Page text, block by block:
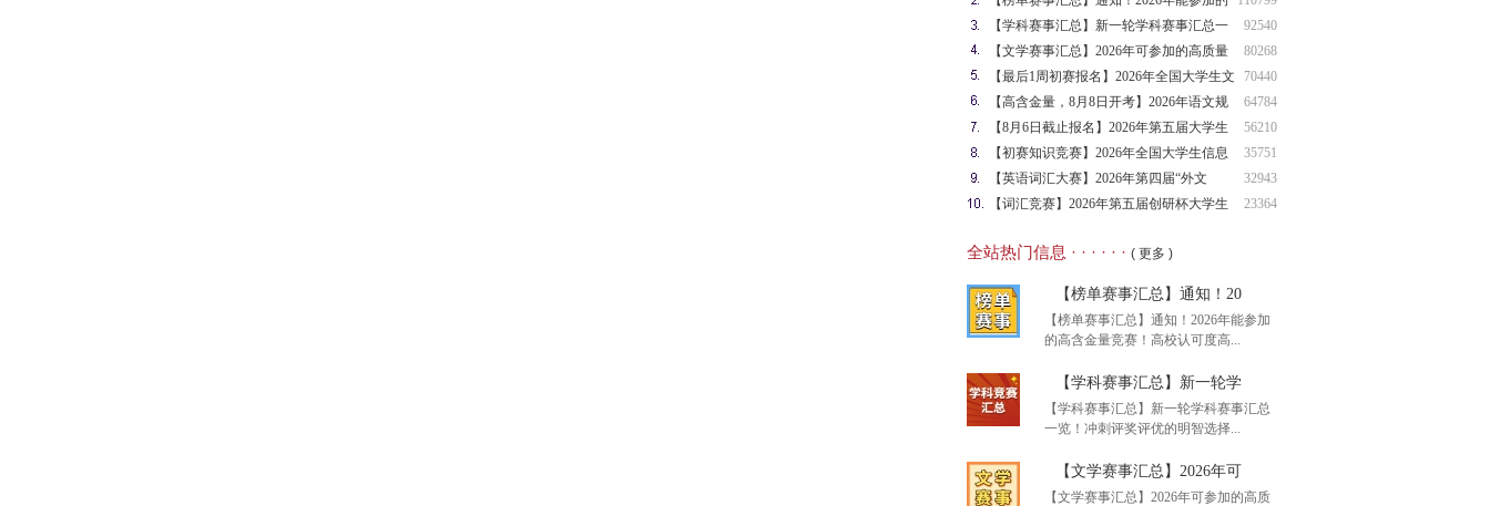
高含
92540
【学科赛事汇总】新一轮学科赛事汇总一
览！
80268
【文学赛事汇总】2026年可参加的高质量
文学
70440
【最后1周初赛报名】2026年全国大学生文
学
64784
【高含金量，8月8日开考】2026年语文规
范化
56210
【8月6日截止报名】2026年第五届大学生
英语
35751
【初赛知识竞赛】2026年全国大学生信息
素养
32943
【英语词汇大赛】2026年第四届“外文
奖”大
23364
【词汇竞赛】2026年第五届创研杯大学生
全站热门信息 · · · · · · ( 更多 )
【榜单赛事汇总】通知！20
【榜单赛事汇总】通知！2026年能参加
的高含金量竞赛！高校认可度高...
【榜单赛事汇总】通知！20
【学科赛事汇总】新一轮学
【学科赛事汇总】新一轮学科赛事汇总
一览！冲刺评奖评优的明智选择...
【文学赛事汇总】2026年可
【文学赛事汇总】2026年可参加的高质